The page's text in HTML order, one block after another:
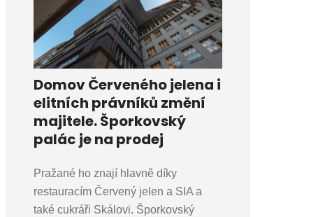
Domov Červeného jelena i
elitních právníků změní
majitele. Šporkovský
palác je na prodej
Pražané ho znají hlavně díky
restauracím Červený jelen a SIA a
také cukráři Skálovi. Šporkovský